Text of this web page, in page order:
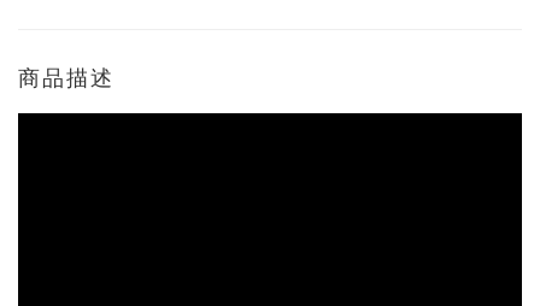
商品描述